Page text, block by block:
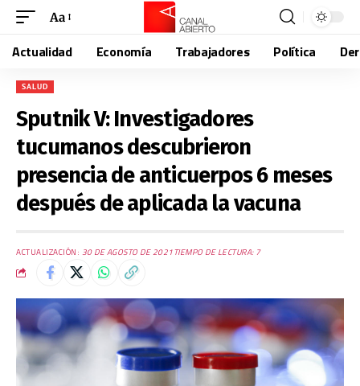
Aa
Actualidad Economía Trabajadores Política
SALUD
Sputnik V: Investigadores
tucumanos descubrieron
presencia de anticuerpos 6 meses
después de aplicada la vacuna
ACTUALIZACIÓN: 30 DE AGOSTO DE 2021TIEMPO DE LECTURA: 7